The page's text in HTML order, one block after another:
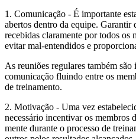
1. Comunicação - É importante
abertos dentro da equipe. Garantir
recebidas claramente por todos os
evitar mal-entendidos e
As reuniões regulares também são
comunicação fluindo entre os
de treinamento.
2. Motivação - Uma vez
necessário incentivar os membros
mente durante o processo de